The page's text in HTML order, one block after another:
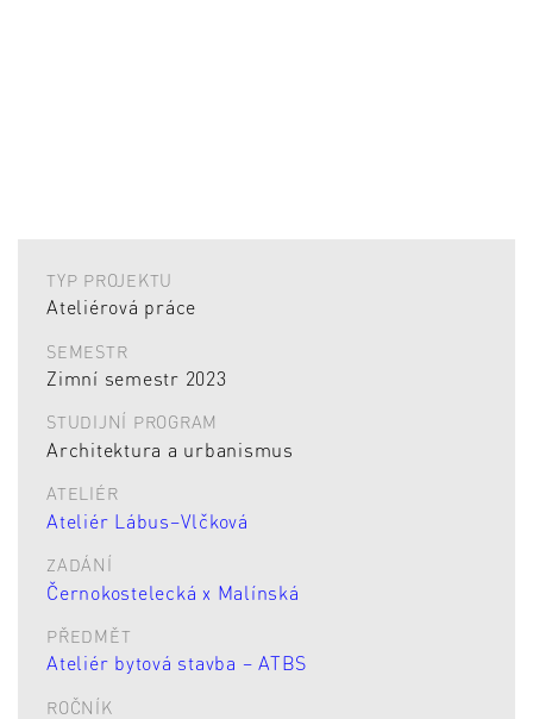
TYP PROJEKTU
Ateliérová práce
SEMESTR
Zimní semestr 2023
STUDIJNÍ PROGRAM
Architektura a urbanismus
ATELIÉR
Ateliér Lábus–Vlčková
ZADÁNÍ
Černokostelecká x Malínská
PŘEDMĚT
Ateliér bytová stavba – ATBS
ROČNÍK